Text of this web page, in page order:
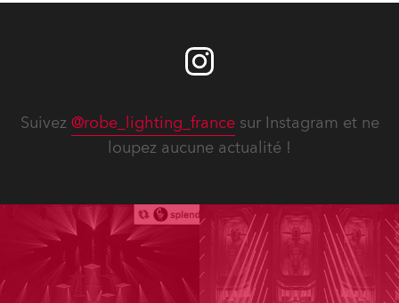
Suivez @robe_lighting_francesur Instagram et ne
loupez aucune actualité !